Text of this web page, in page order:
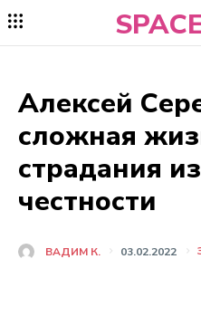
Алексей
сложная
страдания
честности
ВАДИМ К. 03.02.2022